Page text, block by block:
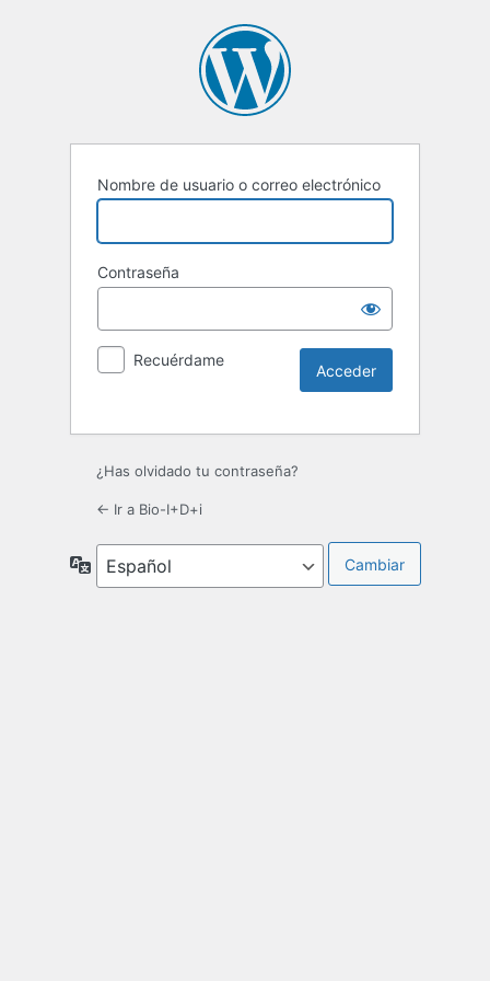
Nombre de usuario o correo electrónico
Contraseña
Recuérdame
¿Has olvidado tu contraseña?
← Ir a Bio-I+D+i
Idioma